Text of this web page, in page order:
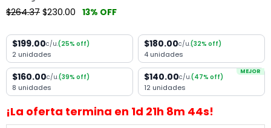
$264.37 $230.00 13% OFF
$199.00c/u.(25% off)
2 unidades
$180.00c/u.(32% off)
4 unidades
$160.00c/u.(39% off)
8 unidades
MEJOR
$140.00c/u.(47% off)
12 unidades
¡La oferta termina en 1d 21h 8m 44s!